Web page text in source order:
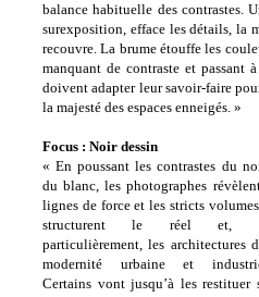
balance habituelle des contrastes.
surexposition, efface les détails, la
recouvre. La brume étouffe les
manquant de contraste et passant
doivent adapter leur savoir-faire
la majesté des espaces enneigés. »
Focus : Noir dessin
« En poussant les contrastes du
du blanc, les photographes
lignes de force et les stricts
structurent le réel et,
particulièrement, les architectures
modernité urbaine et
Certains vont jusqu’à les restituer